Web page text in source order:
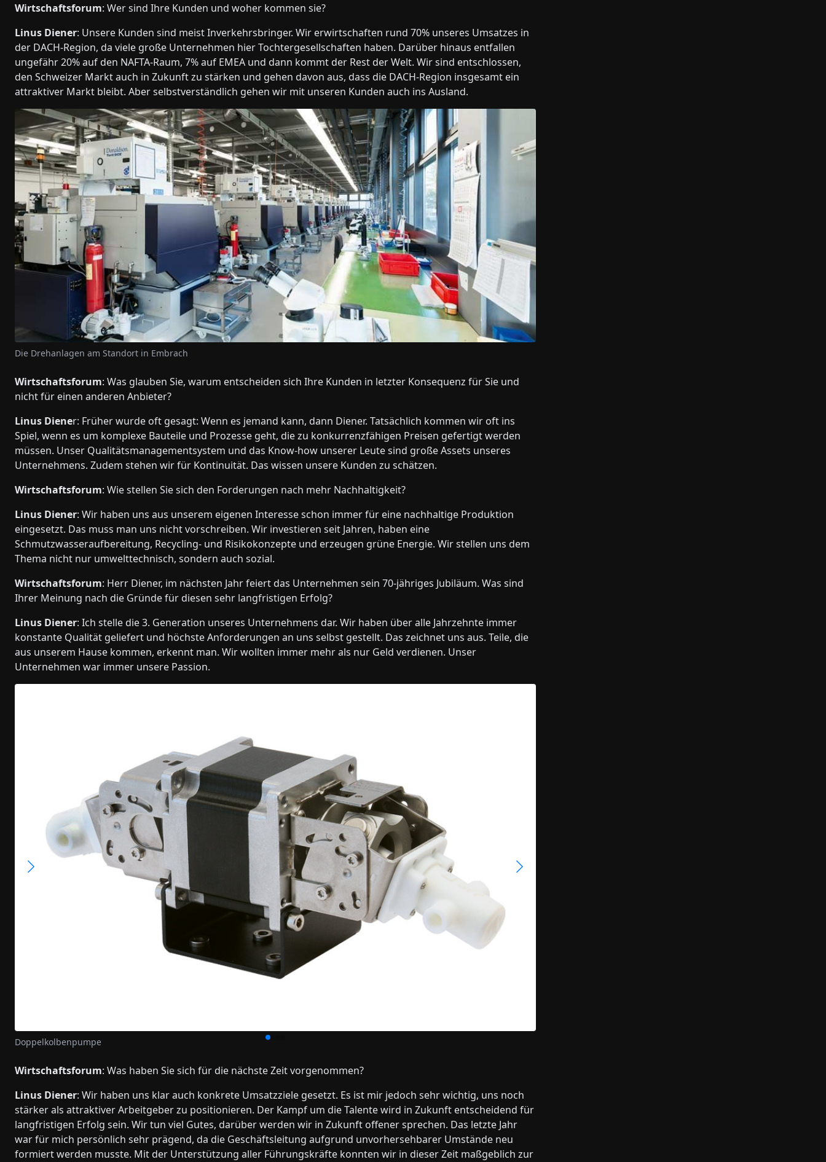
Wirtschaftsforum: Wer sind Ihre Kunden und woher kommen sie?
Linus Diener: Unsere Kunden sind meist Inverkehrsbringer. Wir erwirtschaften rund 70% unseres Umsatzes in
der DACH-Region, da viele große Unternehmen hier Tochtergesellschaften haben. Darüber hinaus entfallen
ungefähr 20% auf den NAFTA-Raum, 7% auf EMEA und dann kommt der Rest der Welt. Wir sind entschlossen,
den Schweizer Markt auch in Zukunft zu stärken und gehen davon aus, dass die DACH-Region insgesamt ein
attraktiver Markt bleibt. Aber selbstverständlich gehen wir mit unseren Kunden auch ins Ausland.
Die Drehanlagen am Standort in Embrach
Wirtschaftsforum: Was glauben Sie, warum entscheiden sich Ihre Kunden in letzter Konsequenz für Sie und
nicht für einen anderen Anbieter?
Linus Diener: Früher wurde oft gesagt: Wenn es jemand kann, dann Diener. Tatsächlich kommen wir oft ins
Spiel, wenn es um komplexe Bauteile und Prozesse geht, die zu konkurrenzfähigen Preisen gefertigt werden
müssen. Unser Qualitätsmanagementsystem und das Know-how unserer Leute sind große Assets unseres
Unternehmens. Zudem stehen wir für Kontinuität. Das wissen unsere Kunden zu schätzen.
Wirtschaftsforum: Wie stellen Sie sich den Forderungen nach mehr Nachhaltigkeit?
Linus Diener: Wir haben uns aus unserem eigenen Interesse schon immer für eine nachhaltige Produktion
eingesetzt. Das muss man uns nicht vorschreiben. Wir investieren seit Jahren, haben eine
Schmutzwasseraufbereitung, Recycling- und Risikokonzepte und erzeugen grüne Energie. Wir stellen uns dem
Thema nicht nur umwelttechnisch, sondern auch sozial.
Wirtschaftsforum: Herr Diener, im nächsten Jahr feiert das Unternehmen sein 70-jähriges Jubiläum. Was sind
Ihrer Meinung nach die Gründe für diesen sehr langfristigen Erfolg?
Linus Diener: Ich stelle die 3. Generation unseres Unternehmens dar. Wir haben über alle Jahrzehnte immer
konstante Qualität geliefert und höchste Anforderungen an uns selbst gestellt. Das zeichnet uns aus. Teile, die
aus unserem Hause kommen, erkennt man. Wir wollten immer mehr als nur Geld verdienen. Unser
Unternehmen war immer unsere Passion.
Doppelkolbenpumpe
Wirtschaftsforum: Was haben Sie sich für die nächste Zeit vorgenommen?
Linus Diener: Wir haben uns klar auch konkrete Umsatzziele gesetzt. Es ist mir jedoch sehr wichtig, uns noch
stärker als attraktiver Arbeitgeber zu positionieren. Der Kampf um die Talente wird in Zukunft entscheidend für
langfristigen Erfolg sein. Wir tun viel Gutes, darüber werden wir in Zukunft offener sprechen. Das letzte Jahr
war für mich persönlich sehr prägend, da die Geschäftsleitung aufgrund unvorhersehbarer Umstände neu
formiert werden musste. Mit der Unterstützung aller Führungskräfte konnten wir in dieser Zeit maßgeblich zur